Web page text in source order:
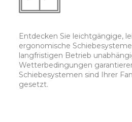
Entdecken Sie leichtgängige,
ergonomische
langfristigen Betrieb
Wetterbedingungen
Schiebesystemen sind Ihrer
gesetzt.